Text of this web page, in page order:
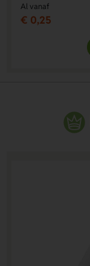
Al vanaf
€ 0,25